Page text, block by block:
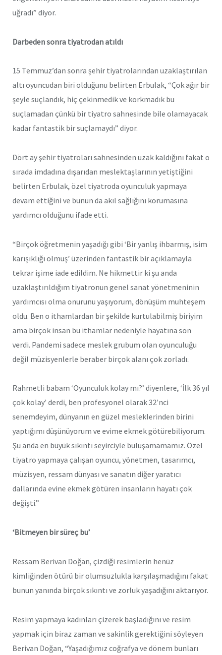
uğradı” diyor.
Darbeden sonra tiyatrodan atıldı
15 Temmuz’dan sonra şehir tiyatrolarından uzaklaştırılan
altı oyuncudan biri olduğunu belirten Erbulak, “Çok ağır bir
şeyle suçlandık, hiç çekinmedik ve korkmadık bu
suçlamadan çünkü bir tiyatro sahnesinde bile olamayacak
kadar fantastik bir suçlamaydı” diyor.
Dört ay şehir tiyatroları sahnesinden uzak kaldığını fakat o
sırada imdadına dışarıdan meslektaşlarının yetiştiğini
belirten Erbulak, özel tiyatroda oyunculuk yapmaya
devam ettiğini ve bunun da akıl sağlığını korumasına
yardımcı olduğunu ifade etti.
“Birçok öğretmenin yaşadığı gibi ‘Bir yanlış ihbarmış, isim
karışıklığı olmuş’ üzerinden fantastik bir açıklamayla
tekrar işime iade edildim. Ne hikmettir ki şu anda
uzaklaştırıldığım tiyatronun genel sanat yönetmeninin
yardımcısı olma onurunu yaşıyorum, dönüşüm muhteşem
oldu. Ben o ithamlardan bir şekilde kurtulabilmiş biriyim
ama birçok insan bu ithamlar nedeniyle hayatına son
verdi. Pandemi sadece meslek grubum olan oyunculuğu
değil müzisyenlerle beraber birçok alanı çok zorladı.
Rahmetli babam ‘Oyunculuk kolay mı?’ diyenlere, ‘İlk 36 yıl
çok kolay’ derdi, ben profesyonel olarak 32’nci
senemdeyim, dünyanın en güzel mesleklerinden birini
yaptığımı düşünüyorum ve evime ekmek götürebiliyorum.
Şu anda en büyük sıkıntı seyirciyle buluşamamamız. Özel
tiyatro yapmaya çalışan oyuncu, yönetmen, tasarımcı,
müzisyen, ressam dünyası ve sanatın diğer yaratıcı
dallarında evine ekmek götüren insanların hayatı çok
değişti.”
‘Bitmeyen bir süreç bu’
Ressam Berivan Doğan, çizdiği resimlerin henüz
kimliğinden ötürü bir olumsuzlukla karşılaşmadığını fakat
bunun yanında birçok sıkıntı ve zorluk yaşadığını aktarıyor.
Resim yapmaya kadınları çizerek başladığını ve resim
yapmak için biraz zaman ve sakinlik gerektiğini söyleyen
Berivan Doğan, “Yaşadığımız coğrafya ve dönem bunları